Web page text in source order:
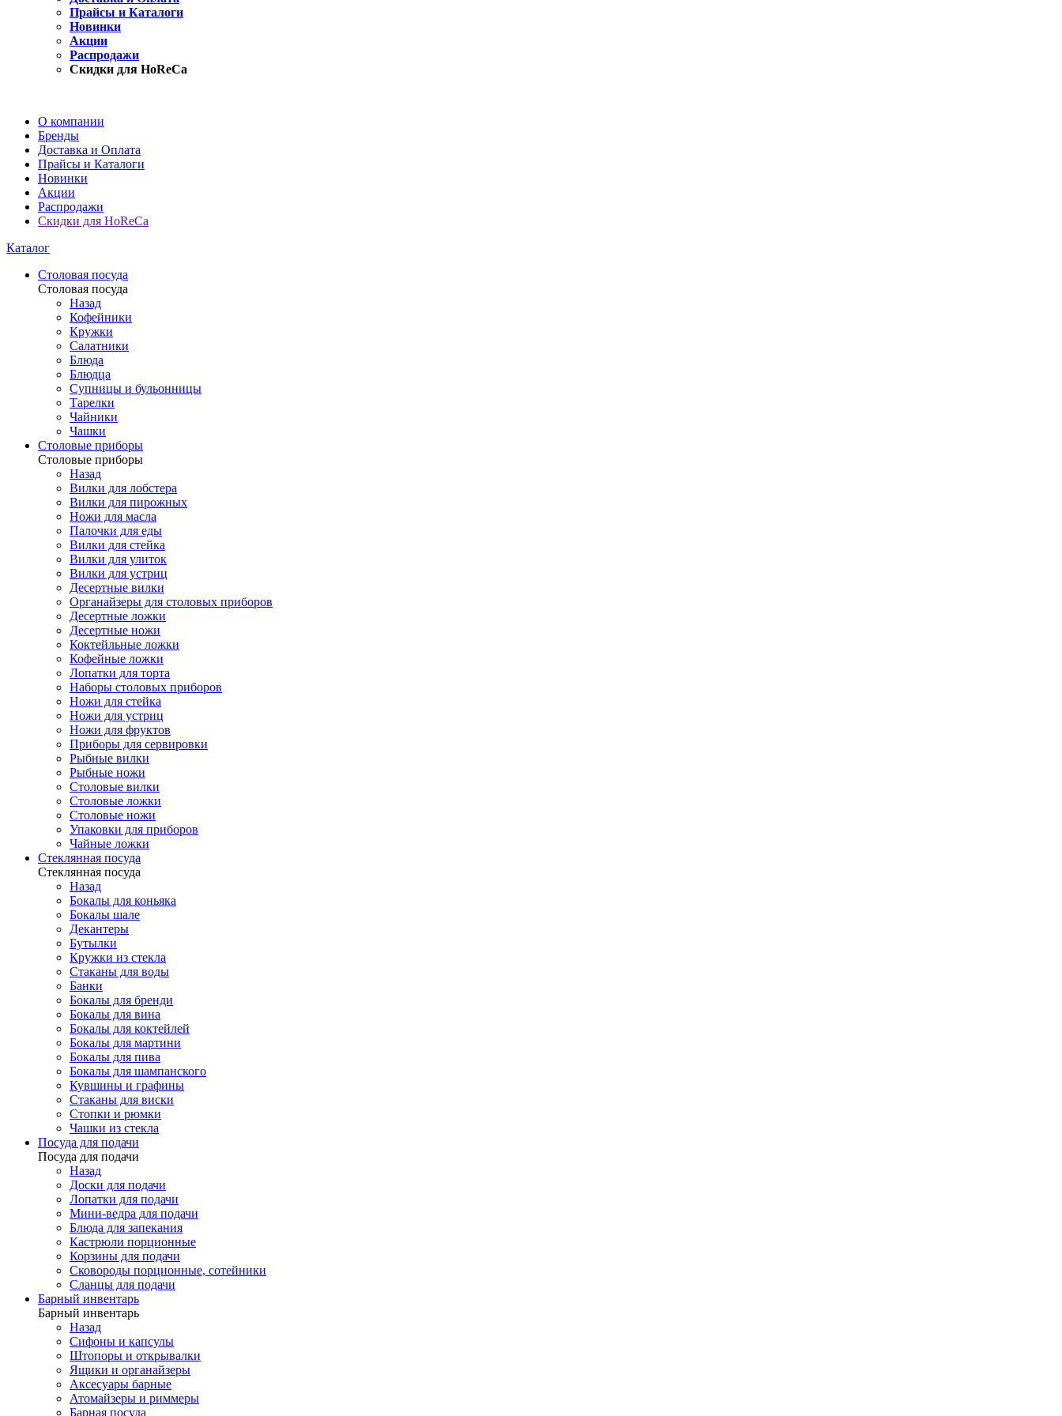
Прайсы и Каталоги
Новинки
Акции
Распродажи
Скидки для HoReCa
О компании
Бренды
Доставка и Оплата
Прайсы и Каталоги
Новинки
Акции
Распродажи
Скидки для HoReCa
Каталог
Столовая посуда
Столовая посуда
Назад
Кофейники
Кружки
Салатники
Блюда
Блюдца
Супницы и бульонницы
Тарелки
Чайники
Чашки
Cтоловые приборы
Cтоловые приборы
Назад
Вилки для лобстера
Вилки для пирожных
Ножи для масла
Палочки для еды
Вилки для стейка
Вилки для улиток
Вилки для устриц
Десертные вилки
Органайзеры для столовых приборов
Десертные ложки
Десертные ножи
Коктейльные ложки
Кофейные ложки
Лопатки для торта
Наборы столовых приборов
Ножи для стейка
Ножи для устриц
Ножи для фруктов
Приборы для сервировки
Рыбные вилки
Рыбные ножи
Столовые вилки
Столовые ложки
Столовые ножи
Упаковки для приборов
Чайные ложки
Стеклянная посуда
Стеклянная посуда
Назад
Бокалы для коньяка
Бокалы шале
Декантеры
Бутылки
Кружки из стекла
Стаканы для воды
Банки
Бокалы для бренди
Бокалы для вина
Бокалы для коктейлей
Бокалы для мартини
Бокалы для пива
Бокалы для шампанского
Кувшины и графины
Стаканы для виски
Стопки и рюмки
Чашки из стекла
Посуда для подачи
Посуда для подачи
Назад
Доски для подачи
Лопатки для подачи
Мини-ведра для подачи
Блюда для запекания
Кастрюли порционные
Корзины для подачи
Сковороды порционные, сотейники
Сланцы для подачи
Барный инвентарь
Барный инвентарь
Назад
Сифоны и капсулы
Штопоры и открывалки
Ящики и органайзеры
Аксесуары барные
Атомайзеры и риммеры
Барная посуда